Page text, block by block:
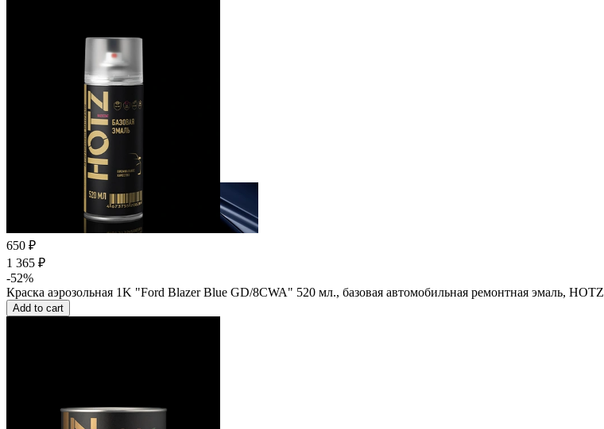
650 ₽
1 365 ₽
-52%
Краска аэрозольная 1K "Ford Blazer Blue GD/8CWA" 520 мл., базовая автомобильная ремонтная эмаль, HOTZ
Add to cart